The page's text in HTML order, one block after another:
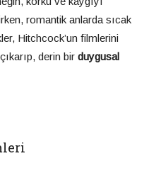
romantik anlarda sıcak
Hitchcock’un filmlerini
derin bir duygusal